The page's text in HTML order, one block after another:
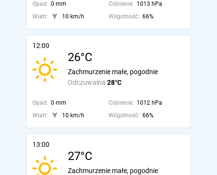
Opad: 0 mm Ciśnienie: 1013 hPa
Wiatr:
10 km/h Wilgotność: 66%
12:00
26°C
Odczuwalna 28°C
Zachmurzenie małe, pogodnie
Opad: 0 mm Ciśnienie: 1012 hPa
Wiatr:
10 km/h Wilgotność: 66%
13:00
27°C
Zachmurzenie małe, pogodnie